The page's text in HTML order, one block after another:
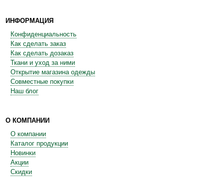
ИНФОРМАЦИЯ
Конфиденциальность
Как сделать заказ
Как сделать дозаказ
Ткани и уход за ними
Открытие магазина одежды
Совместные покупки
Наш блог
О КОМПАНИИ
О компании
Каталог продукции
Новинки
Акции
Скидки